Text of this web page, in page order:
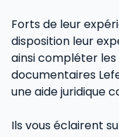
Forts de leur
disposition leur
ainsi compléter
documentaires
une aide juridique
Ils vous éclairent